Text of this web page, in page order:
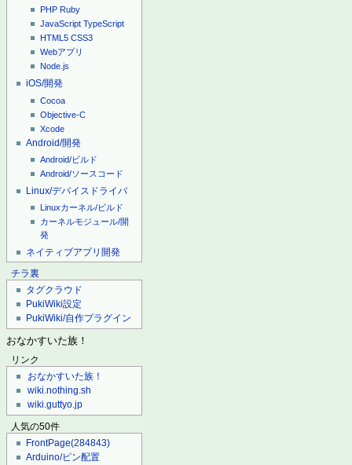
PHP Ruby
JavaScript TypeScript
HTML5 CSS3
Webアプリ
Node.js
iOS/開発
Cocoa
Objective-C
Xcode
Android/開発
Android/ビルド
Android/ソースコード
Linux/デバイスドライバ
Linuxカーネル/ビルド
カーネルモジュール/開
発
ネイティブアプリ開発
チラ裏
タグクラウド
PukiWiki設定
PukiWiki/自作プラグイン
おなかすいた族！
リンク
おなかすいた族！
wiki.nothing.sh
wiki.guttyo.jp
人気の50件
FrontPage(284843)
Arduino/ピン配置